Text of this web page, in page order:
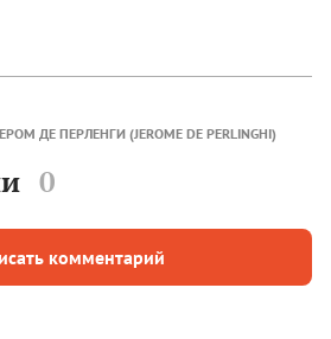
ДЕ ПЕРЛЕНГИ (JEROME DE PERLINGHI)
0
комментарий